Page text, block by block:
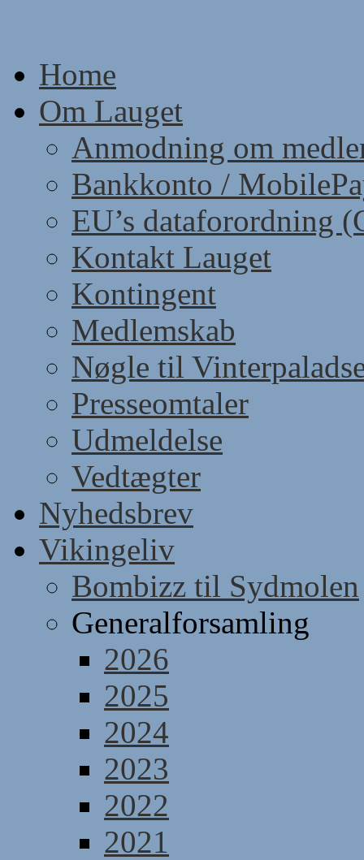
Home
Om Lauget
Anmodning om
Bankkonto /
EU’s dataforordning
Kontakt Lauget
Kontingent
Medlemskab
Nøgle til
Presseomtaler
Udmeldelse
Vedtægter
Nyhedsbrev
Vikingeliv
Bombizz til Sydmolen
Generalforsamling
2026
2025
2024
2023
2022
2021